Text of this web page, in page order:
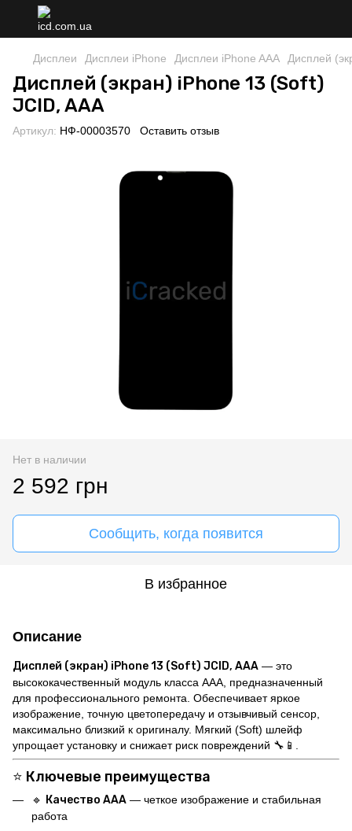
Дисплеи Дисплеи iPhone Дисплеи iPhone AAA Дисплей
Дисплей (экран) iPhone 13 (Soft)
JCID, AAA
Артикул: НФ-00003570 Оставить отзыв
Нет в наличии
2 592 грн
Сообщить, когда появится
В избранное
Описание
Дисплей (экран) iPhone 13 (Soft) JCID, AAA — это
высококачественный модуль класса AAA, предназначенный
для профессионального ремонта. Обеспечивает яркое
изображение, точную цветопередачу и отзывчивый сенсор,
максимально близкий к оригиналу. Мягкий (Soft) шлейф
упрощает установку и снижает риск повреждений 🔧📱.
⭐ Ключевые преимущества
🔹 Качество AAA — четкое изображение и стабильная
работа